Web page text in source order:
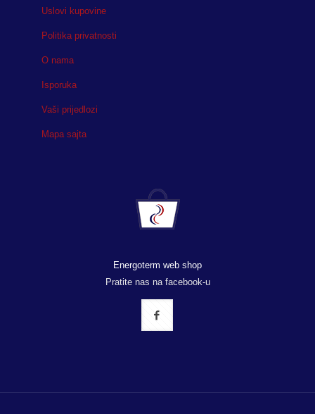
Uslovi kupovine
Politika privatnosti
O nama
Isporuka
Vaši prijedlozi
Mapa sajta
Energoterm web shop
Pratite nas na facebook-u